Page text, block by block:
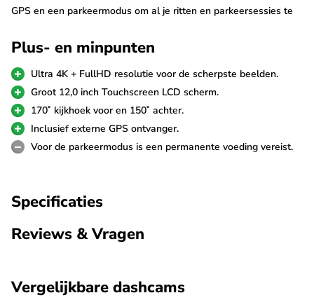
GPS en een parkeermodus om al je ritten en parkeersessies te
elk voertuig te kunnen monteren.
Ultra 4K + FullHD
De Wolfbox G850 Pro neemt haarscherpe beelden op door
gebruik van de hoogwaardige Sony beeldsensoren. De voorste
camera neemt op in 4K resolutie met 30fps en de achterste
meter. Voor langere voertuigen is een verlengkabel van 10
De Wolfbox G850 Pro 4K is een uniek vormgegeven spiegel
Plus- en minpunten
Ultra 4K + FullHD resolutie voor de scherpste beelden.
Groot 12,0 inch Touchscreen LCD scherm.
170˚ kijkhoek voor en 150˚ achter.
Inclusief externe GPS ontvanger.
Voor de parkeermodus is een permanente voeding vereist.
Specificaties
Reviews & Vragen
Vergelijkbare dashcams